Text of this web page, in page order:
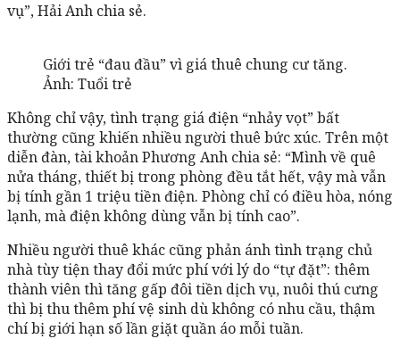
vụ”, Hải Anh chia sẻ.
Giới trẻ “đau đầu” vì giá thuê chung cư tăng.
Ảnh: Tuổi trẻ
Không chỉ vậy, tình trạng giá điện “nhảy vọt” bất
thường cũng khiến nhiều người thuê bức xúc. Trên một
diễn đàn, tài khoản Phương Anh chia sẻ: “Mình về quê
nửa tháng, thiết bị trong phòng đều tắt hết, vậy mà vẫn
bị tính gần 1 triệu tiền điện. Phòng chỉ có điều hòa, nóng
lạnh, mà điện không dùng vẫn bị tính cao”.
Nhiều người thuê khác cũng phản ánh tình trạng chủ
nhà tùy tiện thay đổi mức phí với lý do “tự đặt”: thêm
thành viên thì tăng gấp đôi tiền dịch vụ, nuôi thú cưng
thì bị thu thêm phí vệ sinh dù không có nhu cầu, thậm
chí bị giới hạn số lần giặt quần áo mỗi tuần.